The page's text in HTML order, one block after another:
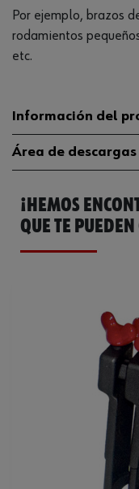
Por ejemplo, brazos
rodamientos
etc.
Información del
Peso de máximo de
Anchura del gancho
Longitud de la punta
Peso del producto
Área de descargas
Catálogo General
¡HEMOS
QUE TE